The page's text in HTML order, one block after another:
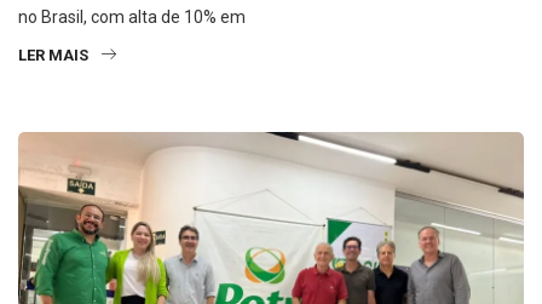
no Brasil, com alta de 10% em
LER MAIS